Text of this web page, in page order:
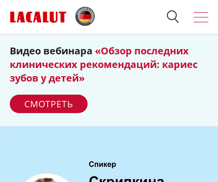
Продукция
Полезно знать
Спросите стоматолога
Искать
Видео вебинара «Обзор последних
клинических рекомендаций: кариес
зубов у детей»
СМОТРЕТЬ